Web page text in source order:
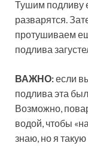
Тушим подливу
разварятся.
протушиваем
подлива
ВАЖНО:если
подлива эта
Возможно,
водой, чтобы
знаю, но я